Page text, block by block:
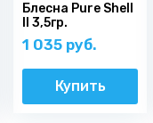
Блесна Pure Shell
II 3,5гр.
1 035 руб.
Купить